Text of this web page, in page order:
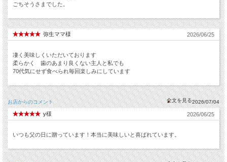
ごちそうさまでした。
弥生ママ様 2026/06/25
凄く美味しくいただいております
柔らかく 歯のあまり良くない主人と私でも
70代気にせず食べられ毎回楽しみにしています
お店からのコメント 2026/07/04
y様 2026/06/25
いつも父の日に贈っています！本当に美味しいと喜ばれています。